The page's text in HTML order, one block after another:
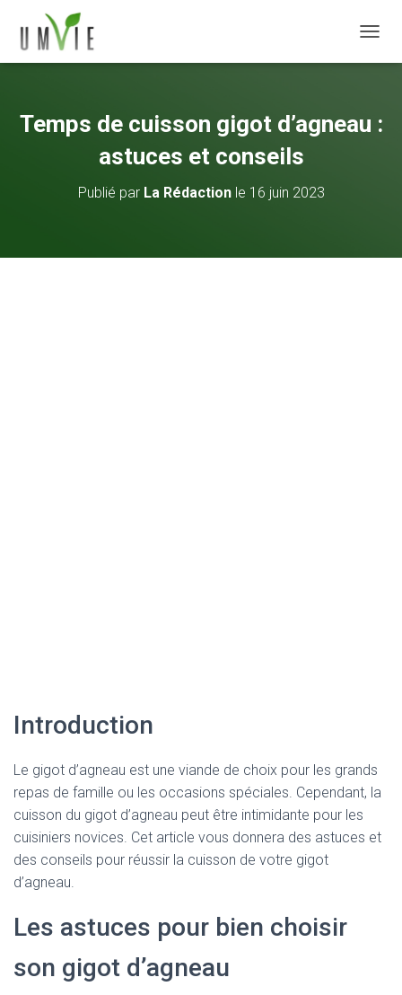
Temps de cuisson gigot d’agneau :
astuces et conseils
Publié par La Rédactionle 16 juin 2023
Introduction
Le gigot d’agneau est une viande de choix pour les grands
repas de famille ou les occasions spéciales. Cependant, la
cuisson du gigot d’agneau peut être intimidante pour les
cuisiniers novices. Cet article vous donnera des astuces et
des conseils pour réussir la cuisson de votre gigot
d’agneau.
Les astuces pour bien choisir
son gigot d’agneau